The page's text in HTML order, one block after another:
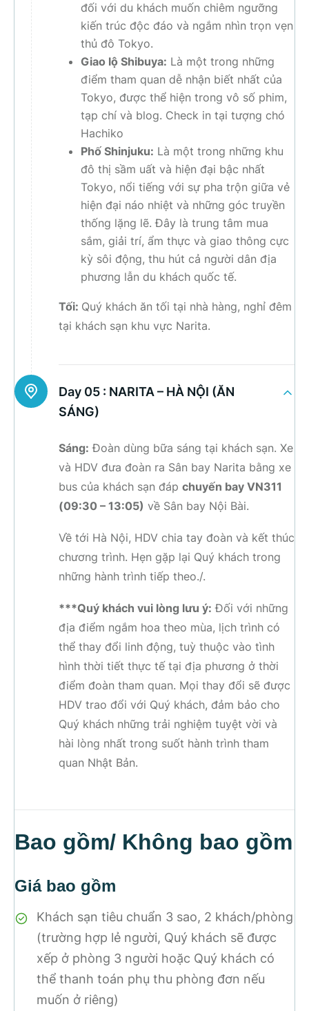
đối với du khách muốn chiêm ngưỡng
kiến trúc độc đáo và ngắm nhìn trọn vẹn
thủ đô Tokyo.
Giao lộ Shibuya: Là một trong những
điểm tham quan dễ nhận biết nhất của
Tokyo, được thể hiện trong vô số phim,
tạp chí và blog. Check in tại tượng chó
Hachiko
Phố Shinjuku: Là một trong những khu
đô thị sầm uất và hiện đại bậc nhất
Tokyo, nổi tiếng với sự pha trộn giữa vẻ
hiện đại náo nhiệt và những góc truyền
thống lặng lẽ. Đây là trung tâm mua
sắm, giải trí, ẩm thực và giao thông cực
kỳ sôi động, thu hút cả người dân địa
phương lẫn du khách quốc tế.
Tối: Quý khách ăn tối tại nhà hàng, nghỉ đêm
tại khách sạn khu vực Narita.
Day 05 : NARITA – HÀ NỘI (ĂN
SÁNG)
Sáng: Đoàn dùng bữa sáng tại khách sạn. Xe
và HDV đưa đoàn ra Sân bay Narita bằng xe
bus của khách sạn đáp chuyến bay VN311
(09:30 – 13:05) về Sân bay Nội Bài.
Về tới Hà Nội, HDV chia tay đoàn và kết thúc
chương trình. Hẹn gặp lại Quý khách trong
những hành trình tiếp theo./.
***Quý khách vui lòng lưu ý: Đối với những
địa điểm ngắm hoa theo mùa, lịch trình có
thể thay đổi linh động, tuỳ thuộc vào tình
hình thời tiết thực tế tại địa phương ở thời
điểm đoàn tham quan. Mọi thay đổi sẽ được
HDV trao đổi với Quý khách, đảm bảo cho
Quý khách những trải nghiệm tuyệt vời và
hài lòng nhất trong suốt hành trình tham
quan Nhật Bản.
Bao gồm/ Không bao gồm
Giá bao gồm
Khách sạn tiêu chuẩn 3 sao, 2 khách/phòng
(trường hợp lẻ người, Quý khách sẽ được
xếp ở phòng 3 người hoặc Quý khách có
thể thanh toán phụ thu phòng đơn nếu
muốn ở riêng)